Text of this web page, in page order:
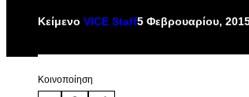
Κείμενο VICE Staff5 Φεβρουαρίου,
Kοινοποίηση